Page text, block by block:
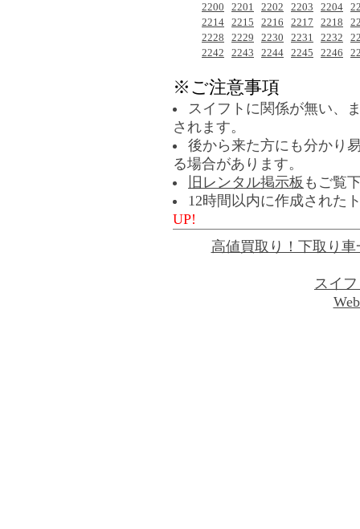
2200
2201 2202 2203 2204
2214 2215 2216 2217 2218
2228
2229 2230 2231 2232
2242
2243 2244 2245 2246
※ご注意事項
スイフトに関係が無い、
されます。
後から来た方にも分かり
る場合があります。
旧レンタル掲示板 もご覧
12時間以内に作成された
UP!
高値買取り！下取り車
スイ